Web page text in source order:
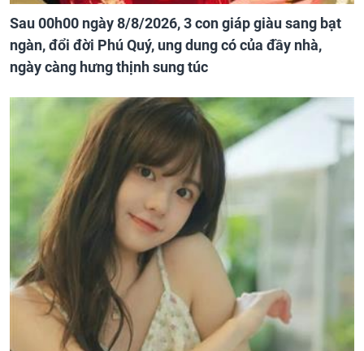
Sau 00h00 ngày 8/8/2026, 3 con giáp giàu sang bạt
ngàn, đổi đời Phú Quý, ung dung có của đầy nhà,
ngày càng hưng thịnh sung túc